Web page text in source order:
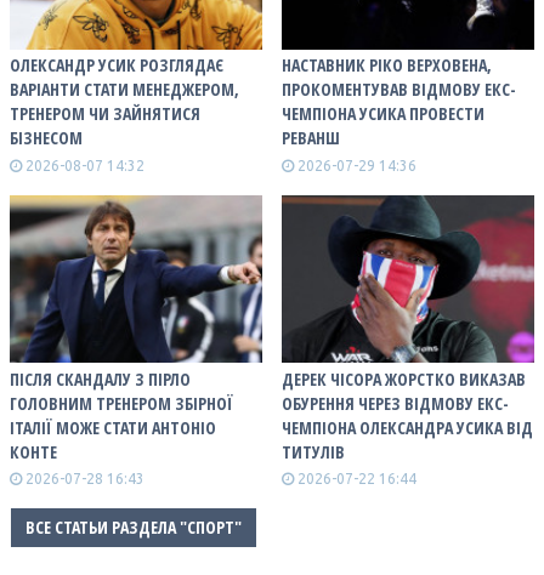
ОЛЕКСАНДР УСИК РОЗГЛЯДАЄ
ВАРІАНТИ СТАТИ МЕНЕДЖЕРОМ,
ТРЕНЕРОМ ЧИ ЗАЙНЯТИСЯ
БІЗНЕСОМ
2026-08-07 14:32
НАСТАВНИК РІКО ВЕРХОВЕНА,
ПРОКОМЕНТУВАВ ВІДМОВУ ЕКС-
ЧЕМПІОНА УСИКА ПРОВЕСТИ
РЕВАНШ
2026-07-29 14:36
ПІСЛЯ СКАНДАЛУ З ПІРЛО
ГОЛОВНИМ ТРЕНЕРОМ ЗБІРНОЇ
ІТАЛІЇ МОЖЕ СТАТИ АНТОНІО
КОНТЕ
2026-07-28 16:43
ДЕРЕК ЧІСОРА ЖОРСТКО ВИКАЗАВ
ОБУРЕННЯ ЧЕРЕЗ ВІДМОВУ ЕКС-
ЧЕМПІОНА ОЛЕКСАНДРА УСИКА ВІД
ТИТУЛІВ
2026-07-22 16:44
ВСЕ СТАТЬИ РАЗДЕЛА "СПОРТ"